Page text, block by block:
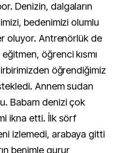
Denizin, dalgaların
bedenimizi olumlu
oluyor. Antrenörlük de
öğrenci kısmı
öğrendiğimiz
Annem sudan
Babam denizi çok
ikna etti. İlk sörf
izlemedi, arabaya gitti
benimle gurur